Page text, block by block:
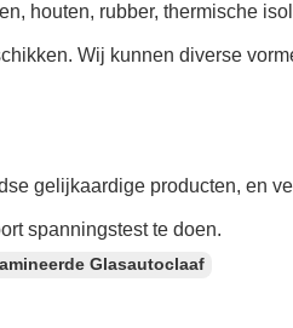
houten, rubber, thermische
Wij kunnen diverse
gelijkaardige producten, en
spanningstest te doen.
Glasautoclaaf